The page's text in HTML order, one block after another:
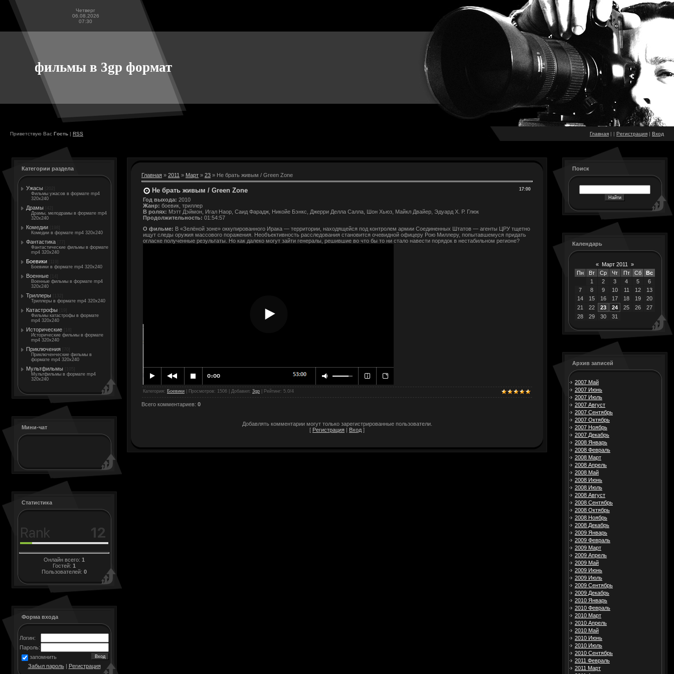
Четверг
06.08.2026
07:30
фильмы в 3gp формат
Приветствую Вас Гость | RSS Главная | | Регистрация | Вход
Категории раздела
Ужасы
Фильмы ужасов в формате mp4
320x240
Драмы
Драмы, мелодрамы в формате mp4
320x240
Комедии
Комедии в формате mp4 320x240
Фантастика
Фантастические фильмы в формате
mp4 320x240
Боевики
Боевики в формате mp4 320x240
Военные
Военные фильмы в формате mp4
320x240
Триллеры
Триллеры в формате mp4 320x240
Катастрофы
Фильмы катастрофы в формате
mp4 320x240
Исторические
Исторические фильмы в формате
mp4 320x240
Приключения
Приключенческие фильмы в
формате mp4 320x240
Мультфильмы
Мультфильмы в формате mp4
320x240
Мини-чат
Статистика
Онлайн всего: 1
Гостей: 1
Пользователей: 0
Форма входа
Логин:
Пароль:
запомнить
Забыл пароль| Регистрация
Главная » 2011 » Март » 23 » Не брать живым / Green Zone
17:00
Не брать живым / Green Zone
Год выхода: 2010
Жанр: боевик, триллер
В ролях: Мэтт Дэймон, Игал Наор, Саид Фарадж, Никойе Бэнкс, Джерри Делла Салла, Шон Хьюз, Майкл Двайер, Эдуард Х. Р. Глюк
Продолжительность: 01:54:57
О фильме: В «Зелёной зоне» оккупированного Ирака — территории, находящейся под контролем армии Соединенных Штатов — агенты ЦРУ тщетно
ищут следы оружия массового поражения. Необъективность расследования становится очевидной офицеру Рою Миллеру, попытавшемуся придать
огласке полученные результаты. Но как далеко могут зайти генералы, решившие во что бы то ни стало навести порядок в нестабильном регионе?
Категория : Боевики Просмотров: 1506 | Добавил: 3gp Рейтинг: 5.0/4
Всего комментариев: 0
Добавлять комментарии могут только зарегистрированные пользователи.
[ Регистрация | Вход ]
Поиск
Календарь
« Март 2011
»
Пн
Вт Ср Чт Пт Сб
Вс
1
2 3 4 5
6
7
8 9 10 11 12
13
14
15 16 17 18 19
20
21
22 23 24 25 26
27
28
29 30 31
Архив записей
2007 Май
2007 Июнь
2007 Июль
2007 Август
2007 Сентябрь
2007 Октябрь
2007 Ноябрь
2007 Декабрь
2008 Январь
2008 Февраль
2008 Март
2008 Апрель
2008 Май
2008 Июнь
2008 Июль
2008 Август
2008 Сентябрь
2008 Октябрь
2008 Ноябрь
2008 Декабрь
2009 Январь
2009 Февраль
2009 Март
2009 Апрель
2009 Май
2009 Июнь
2009 Июль
2009 Сентябрь
2009 Декабрь
2010 Январь
2010 Февраль
2010 Март
2010 Апрель
2010 Май
2010 Июнь
2010 Июль
2010 Сентябрь
2011 Февраль
2011 Март